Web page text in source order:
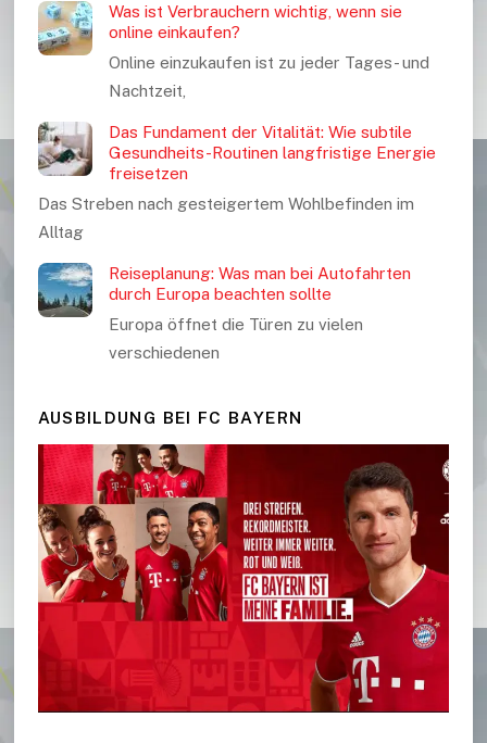
Was ist Verbrauchern wichtig, wenn sie
online einkaufen?
Online einzukaufen ist zu jeder Tages- und
Nachtzeit,
Das Fundament der Vitalität: Wie subtile
Gesundheits-Routinen langfristige Energie
freisetzen
Das Streben nach gesteigertem Wohlbefinden im
Alltag
Reiseplanung: Was man bei Autofahrten
durch Europa beachten sollte
Europa öffnet die Türen zu vielen
verschiedenen
AUSBILDUNG BEI FC BAYERN